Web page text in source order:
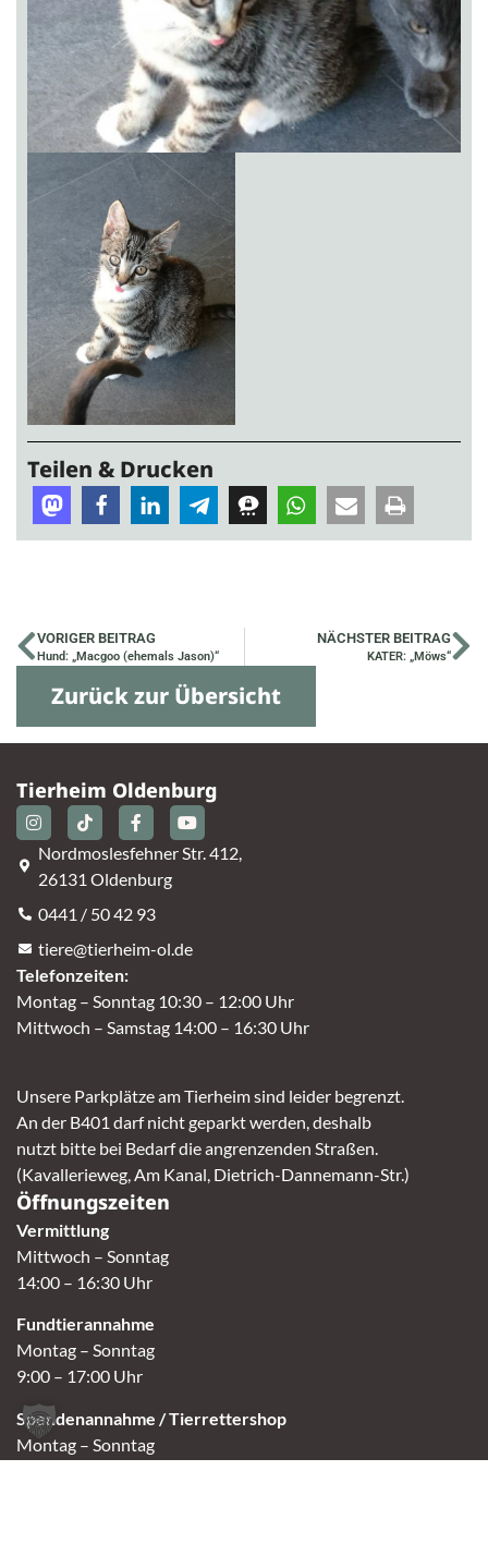
Teilen & Drucken
VORIGER BEITRAG
Hund: „Macgoo (ehemals Jason)“
NÄCHSTER BEITRAG
KATER: „Möws“
Zurück zur Übersicht
Tierheim Oldenburg
Nordmoslesfehner Str. 412,
26131 Oldenburg
0441 / 50 42 93
tiere@tierheim-ol.de
Telefonzeiten:
Montag – Sonntag 10:30 – 12:00 Uhr
Mittwoch – Samstag 14:00 – 16:30 Uhr
Unsere Parkplätze am Tierheim sind leider begrenzt.
An der B401 darf nicht geparkt werden, deshalb
nutzt bitte bei Bedarf die angrenzenden Straßen.
(Kavallerieweg, Am Kanal, Dietrich-Dannemann-Str.)
Öffnungszeiten
Vermittlung
Mittwoch – Sonntag
14:00 – 16:30 Uhr
Fundtierannahme
Montag – Sonntag
9:00 – 17:00 Uhr
Spendenannahme / Tierrettershop
Montag – Sonntag